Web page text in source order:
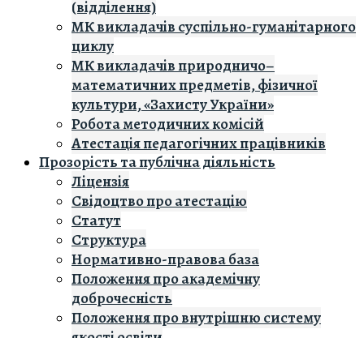
(відділення)
МК викладачів суспільно-гуманітарного
циклу
МК викладачів природничо–
математичних предметів, фізичної
культури, «Захисту України»
Робота методичних комісій
Атестація педагогічних працівників
Прозорість та публічна діяльність
Ліцензія
Свідоцтво про атестацію
Статут
Структура
Нормативно-правова база
Положення про академічну
доброчесність
Положення про внутрішню систему